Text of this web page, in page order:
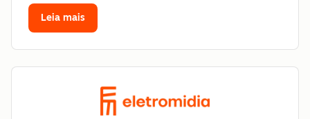
Leia mais